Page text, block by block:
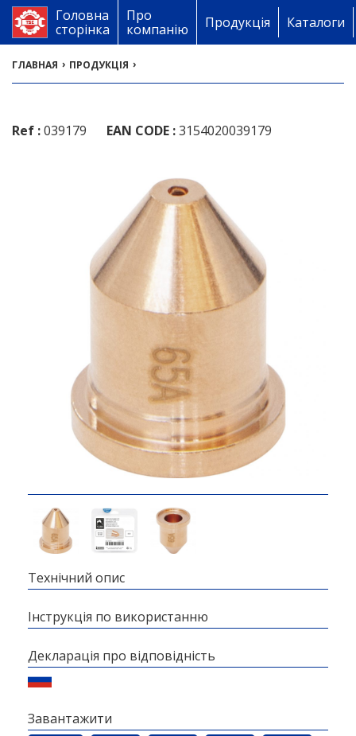
Головна
сторінка
Про
компанію
Продукція Каталоги
ГЛАВНАЯ › ПРОДУКЦІЯ ›
Ref :039179 EAN CODE :3154020039179
Технічний опис
Інструкція по використанню
Декларація про відповідність
Завантажити